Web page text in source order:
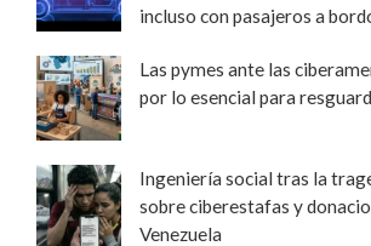
incluso con pasajeros a
Las pymes ante las
por lo esencial para
Ingeniería social tras la
sobre ciberestafas y
Venezuela